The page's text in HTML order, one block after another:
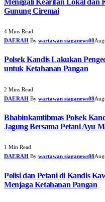
Menggali Kearifan Lokal dan
Gunung Ciremai
4 Mins Read
DAERAH By wartawan siaganews08
Polsek Kandis Lakukan
untuk Ketahanan Pangan
2 Mins Read
DAERAH By wartawan siaganews08
Bhabinkamtibmas Polsek
Jagung Bersama Petani Ayu
1 Min Read
DAERAH By wartawan siaganews08
Polisi dan Petani di Kandis
Menjaga Ketahanan Pangan